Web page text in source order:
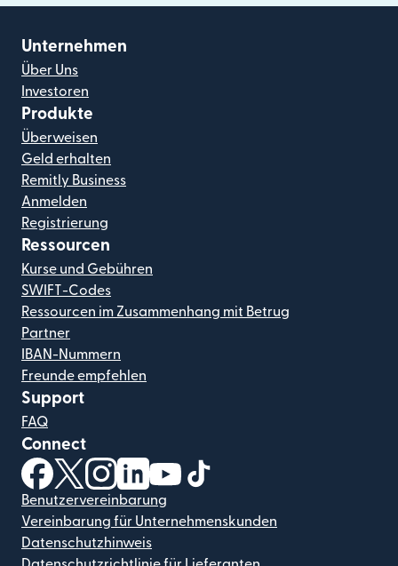
Unternehmen
Über Uns
Investoren
Produkte
Überweisen
Geld erhalten
Remitly Business
Anmelden
Registrierung
Ressourcen
Kurse und Gebühren
SWIFT-Codes
Ressourcen im Zusammenhang mit Betrug
Partner
IBAN-Nummern
Freunde empfehlen
Support
FAQ
Connect
(wird in einem neuen Fenster geöffnet)
(wird in einem neuen Fenster geöffnet)
(wird in einem neuen Fenster geöffnet)
(wird in einem neuen Fenster geöffnet)
(wird in einem neuen Fenster
Benutzervereinbarung
Vereinbarung für Unternehmenskunden
Datenschutzhinweis